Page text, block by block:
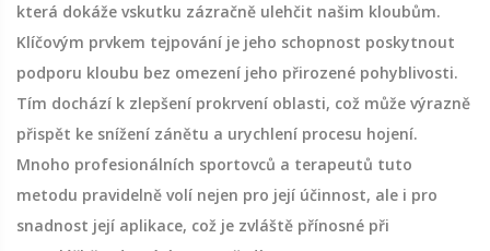
která dokáže vskutku zázračně ulehčit našim kloubům.
Klíčovým prvkem tejpování je jeho schopnost poskytnout
podporu kloubu bez omezení jeho přirozené pohyblivosti.
Tím dochází k zlepšení prokrvení oblasti, což může výrazně
přispět ke snížení zánětu a urychlení procesu hojení.
Mnoho profesionálních sportovců a terapeutů tuto
metodu pravidelně volí nejen pro její účinnost, ale i pro
snadnost její aplikace, což je zvláště přínosné při